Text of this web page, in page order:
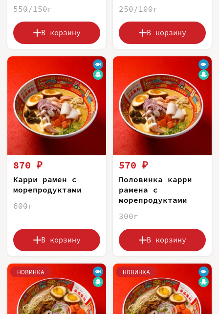
550/150г
В корзину
250/100г
В корзину
870 ₽
Карри рамен с
морепродуктами
600г
В корзину
570 ₽
Половинка карри
рамена с
морепродуктами
300г
В корзину
НОВИНКА НОВИНКА